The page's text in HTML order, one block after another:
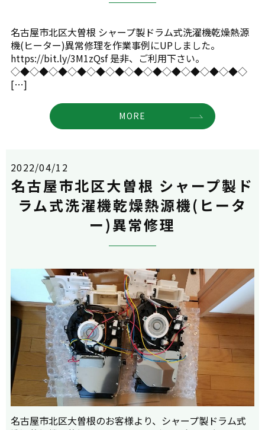
名古屋市北区大曽根 シャープ製ドラム式洗濯機乾燥熱源
機(ヒーター)異常修理を作業事例にUPしました。
https://bit.ly/3M1zQsf 是非、ご利用下さい。
◇◆◇◆◇◆◇◆◇◆◇◆◇◆◇◆◇◆◇◆◇◆◇◆◇
[…]
MORE
2022/04/12
名古屋市北区大曽根 シャープ製ド
ラム式洗濯機乾燥熱源機(ヒータ
ー)異常修理
名古屋市北区大曽根のお客様より、シャープ製ドラム式